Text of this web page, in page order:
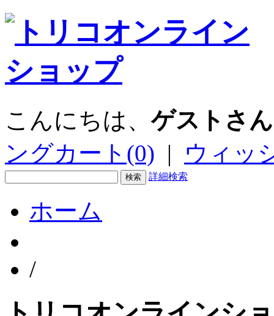
こんにちは、ゲストさん
ングカート(0) | ウィッ
詳細検索
ホーム
/